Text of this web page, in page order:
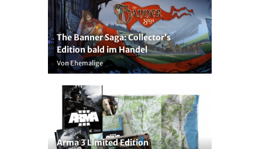
The Banner Saga: Collector’s
Edition bald im Handel
Von Ehemalige
Arma 3 Limited Edition